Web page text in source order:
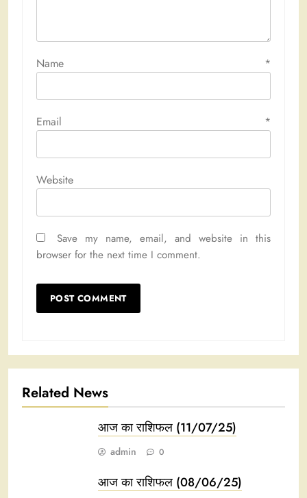
Name *
Email *
Website
Save my name, email, and website in this
browser for the next time I comment.
Related News
आज का राशिफल (11/07/25)
admin 0
आज का राशिफल (08/06/25)